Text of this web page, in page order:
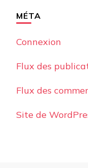
MÉTA
Connexion
Flux des
Flux des
Site de